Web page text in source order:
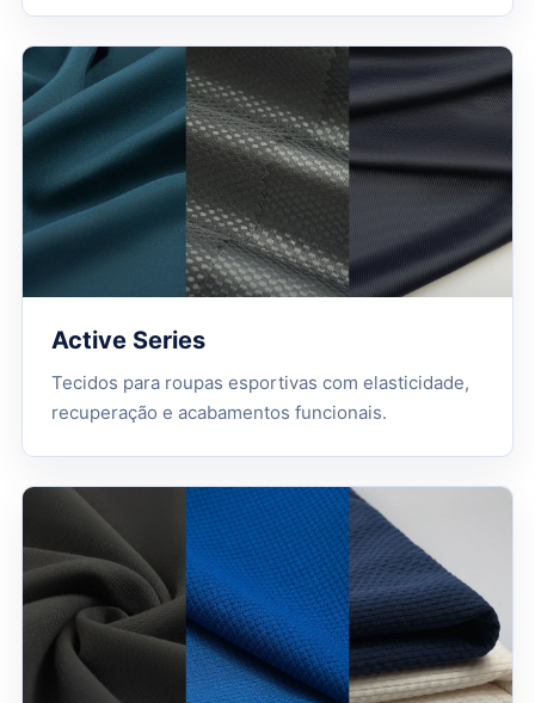
Active Series
Tecidos para roupas esportivas com elasticidade,
recuperação e acabamentos funcionais.